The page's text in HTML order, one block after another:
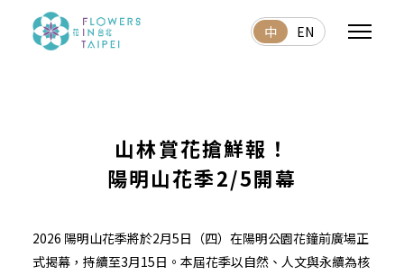
中 EN
山林賞花搶鮮報！
陽明山花季2/5開幕
2026 陽明山花季將於2月5日（四）在陽明公園花鐘前廣場正
式揭幕，持續至3月15日。本屆花季以自然、人文與永續為核